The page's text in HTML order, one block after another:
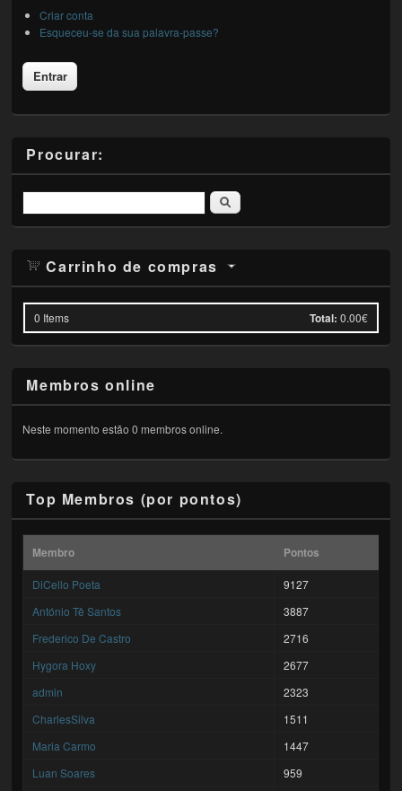
Criar conta
Esqueceu-se da sua palavra-passe?
Procurar:
Pesquisar
Carrinho de compras
0 Items Total: 0.00€
Membros online
Neste momento estão 0 membros online.
Top Membros (por pontos)
Membro Pontos
DiCello Poeta
9127
António Tê Santos
3887
Frederico De Castro
2716
Hygora Hoxy
2677
admin
2323
CharlesSilva
1511
Maria Carmo
1447
Luan Soares
959